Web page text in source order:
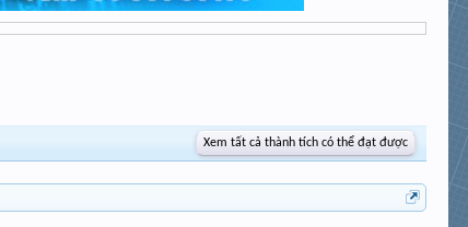
Xem tất cả thành tích có thể đạt được